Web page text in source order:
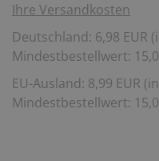
Ihre Versandkosten
Deutschland: 6,98 EUR
Mindestbestellwert:
EU-Ausland: 8,99 EUR
Mindestbestellwert: